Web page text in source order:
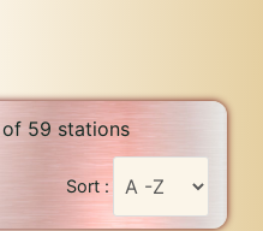
59 stations
Sort :